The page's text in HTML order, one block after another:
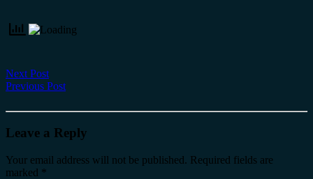
Next Post
Previous Post
Leave a Reply
Your email address will not be published. Required fields are
marked *